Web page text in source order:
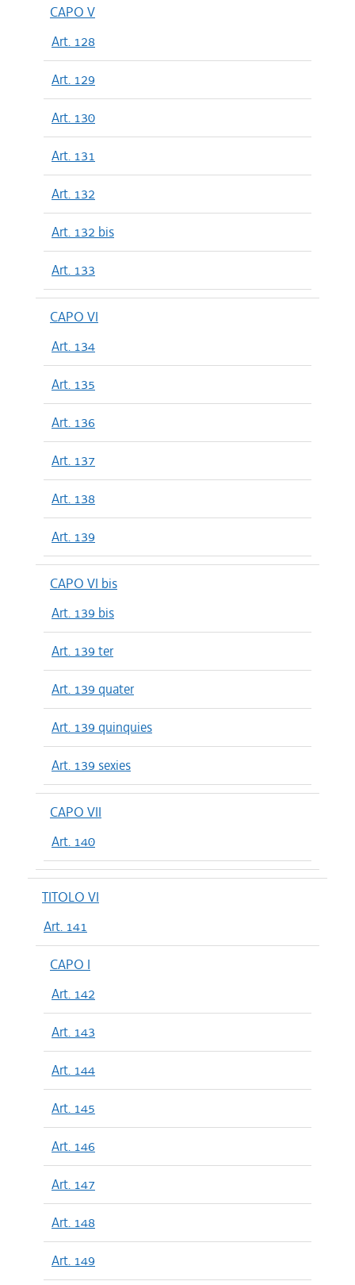
CAPO V
Art. 128
Art. 129
Art. 130
Art. 131
Art. 132
Art. 132 bis
Art. 133
CAPO VI
Art. 134
Art. 135
Art. 136
Art. 137
Art. 138
Art. 139
CAPO VI bis
Art. 139 bis
Art. 139 ter
Art. 139 quater
Art. 139 quinquies
Art. 139 sexies
CAPO VII
Art. 140
TITOLO VI
Art. 141
CAPO I
Art. 142
Art. 143
Art. 144
Art. 145
Art. 146
Art. 147
Art. 148
Art. 149